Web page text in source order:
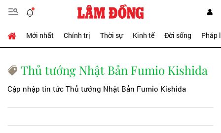
Mới nhất Chính trị Thời sự Kinh tế Đời sống Pháp
Thủ tướng Nhật Bản Fumio Kishida
Cập nhập tin tức Thủ tướng Nhật Bản Fumio Kishida